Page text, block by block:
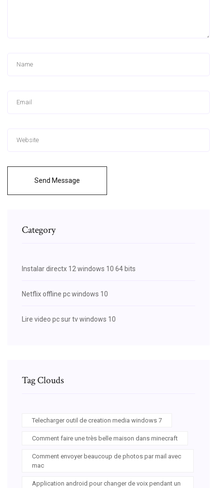
Send Message
Category
Instalar directx 12 windows 10 64 bits
Netflix offline pc windows 10
Lire video pc sur tv windows 10
Tag Clouds
Telecharger outil de creation media windows 7
Comment faire une très belle maison dans minecraft
Comment envoyer beaucoup de photos par mail avec
mac
Application android pour changer de voix pendant un